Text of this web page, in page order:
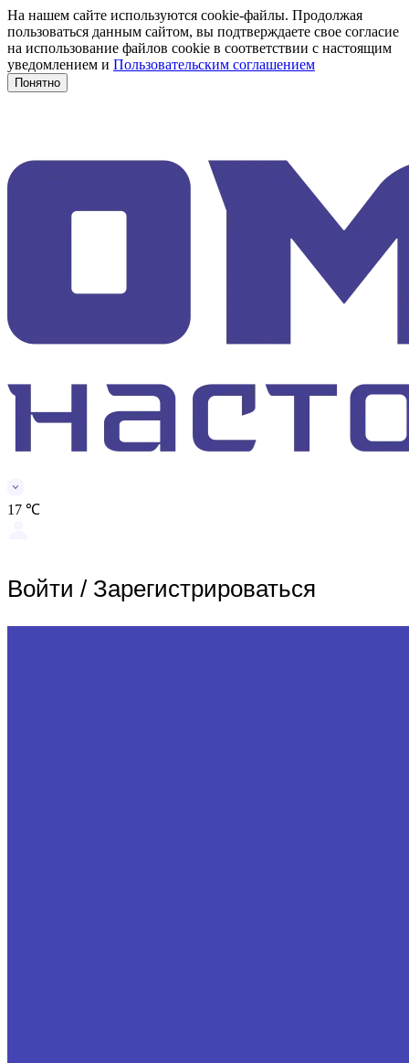
На нашем сайте используются cookie-файлы. Продолжая
пользоваться данным сайтом, вы подтверждаете свое согласие
на использование файлов cookie в соответствии с настоящим
уведомлением и Пользовательским соглашением
Понятно
17 ℃
Войти / Зарегистрироваться